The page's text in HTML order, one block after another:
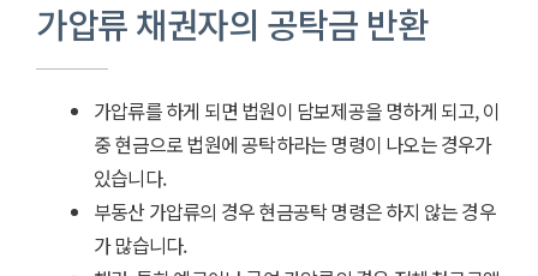
가압류 채권자의 공탁금 반환
가압류를 하게 되면 법원이 담보제공을 명하게 되고, 이
중 현금으로 법원에 공탁하라는 명령이 나오는 경우가
있습니다.
부동산 가압류의 경우 현금공탁 명령은 하지 않는 경우
가 많습니다.